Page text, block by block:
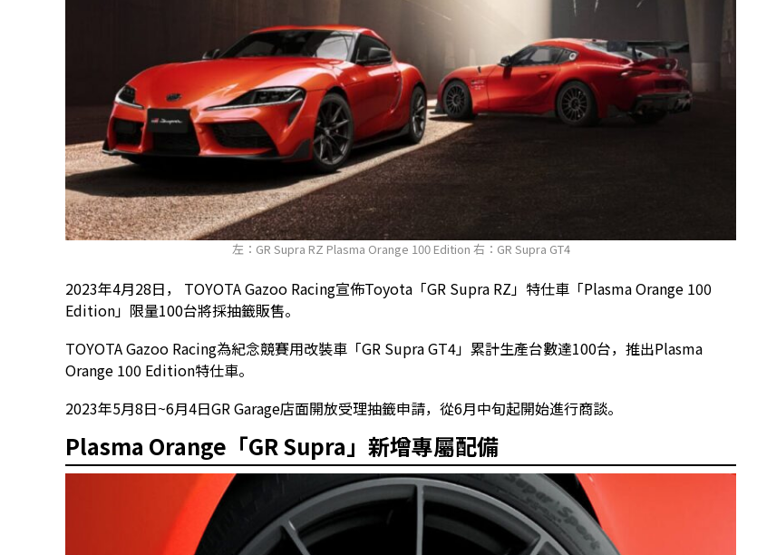
左：GR Supra RZ Plasma Orange 100 Edition 右：GR Supra GT4
2023年4月28日， TOYOTA Gazoo Racing宣佈Toyota「GR Supra RZ」特仕車「Plasma Orange 100
Edition」限量100台將採抽籤販售。
TOYOTA Gazoo Racing為紀念競賽用改裝車「GR Supra GT4」累計生產台數達100台，推出Plasma
Orange 100 Edition特仕車。
2023年5月8日~6月4日GR Garage店面開放受理抽籤申請，從6月中旬起開始進行商談。
Plasma Orange「GR Supra」新增專屬配備